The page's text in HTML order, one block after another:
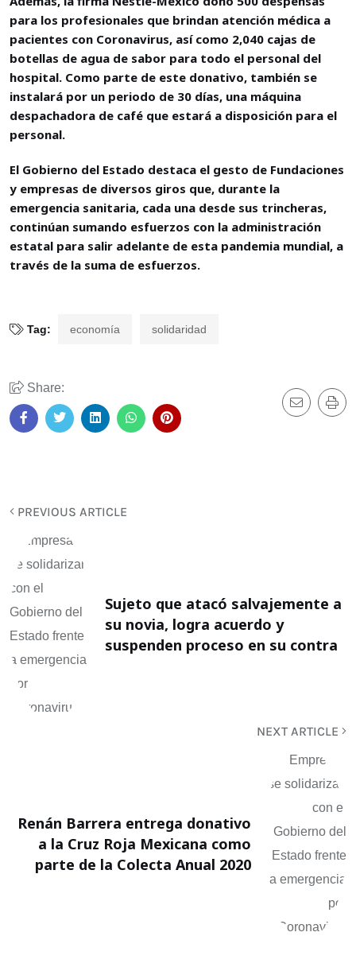
para los profesionales que brindan atención médica a
pacientes con Coronavirus, así como 2,040 cajas de
botellas de agua de sabor para todo el personal del
hospital. Como parte de este donativo, también se
instalará por un periodo de 30 días, una máquina
despachadora de café que estará a disposición para el
personal.
El Gobierno del Estado destaca el gesto de Fundaciones
y empresas de diversos giros que, durante la
emergencia sanitaria, cada una desde sus trincheras,
continúan sumando esfuerzos con la administración
estatal para salir adelante de esta pandemia mundial, a
través de la suma de esfuerzos.
Tag: economía solidaridad
Share:
PREVIOUS ARTICLE
Sujeto que atacó salvajemente a
su novia, logra acuerdo y
suspenden proceso en su contra
NEXT ARTICLE
Renán Barrera entrega donativo
a la Cruz Roja Mexicana como
parte de la Colecta Anual 2020